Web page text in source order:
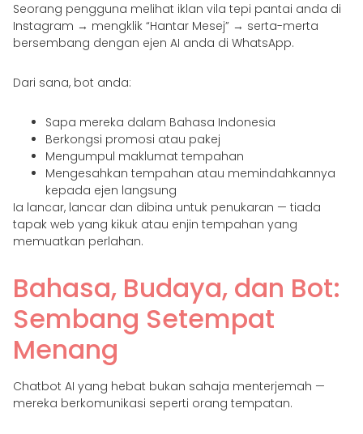
Seorang pengguna melihat iklan vila tepi pantai anda di
Instagram → mengklik “Hantar Mesej” → serta-merta
bersembang dengan ejen AI anda di WhatsApp.
Dari sana, bot anda:
Sapa mereka dalam Bahasa Indonesia
Berkongsi promosi atau pakej
Mengumpul maklumat tempahan
Mengesahkan tempahan atau memindahkannya
kepada ejen langsung
Ia lancar, lancar dan dibina untuk penukaran — tiada
tapak web yang kikuk atau enjin tempahan yang
memuatkan perlahan.
Bahasa, Budaya, dan Bot:
Sembang Setempat
Menang
Chatbot AI yang hebat bukan sahaja menterjemah —
mereka berkomunikasi seperti orang tempatan.